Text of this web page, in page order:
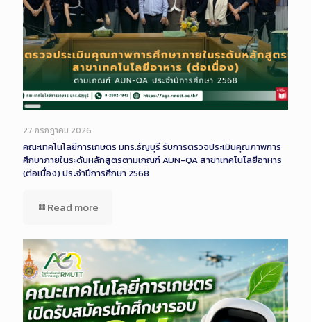
Long
Description
27 กรกฎาคม 2026
คณะเทคโนโลยีการเกษตร มทร.ธัญบุรี รับการตรวจประเมินคุณภาพการ
ศึกษาภายในระดับหลักสูตรตามเกณฑ์ AUN-QA สาขาเทคโนโลยีอาหาร
(ต่อเนื่อง) ประจำปีการศึกษา 2568
Read more